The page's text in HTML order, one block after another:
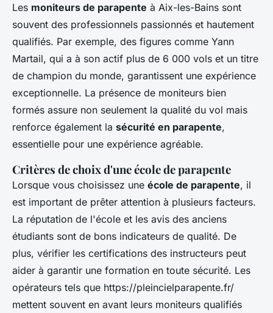
Les moniteurs de parapente à Aix-les-Bains sont
souvent des professionnels passionnés et hautement
qualifiés. Par exemple, des figures comme Yann
Martail, qui a à son actif plus de 6 000 vols et un titre
de champion du monde, garantissent une expérience
exceptionnelle. La présence de moniteurs bien
formés assure non seulement la qualité du vol mais
renforce également la sécurité en parapente,
essentielle pour une expérience agréable.
Critères de choix d'une école de parapente
Lorsque vous choisissez une école de parapente, il
est important de prêter attention à plusieurs facteurs.
La réputation de l'école et les avis des anciens
étudiants sont de bons indicateurs de qualité. De
plus, vérifier les certifications des instructeurs peut
aider à garantir une formation en toute sécurité. Les
opérateurs tels que https://pleincielparapente.fr/
mettent souvent en avant leurs moniteurs qualifiés